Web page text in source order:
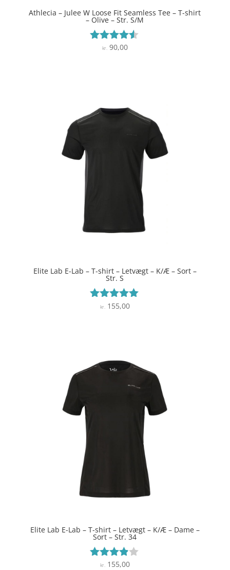
Athlecia – Julee W Loose Fit Seamless Tee – T-shirt
– Olive – Str. S/M
Vurderet
kr.90,00
Elite Lab E-Lab – T-shirt – Letvægt – K/Æ – Sort –
Str. S
Vurderet
kr. 155,00
Elite Lab E-Lab – T-shirt – Letvægt – K/Æ – Dame –
Sort – Str. 34
Vurderet
kr.155,00